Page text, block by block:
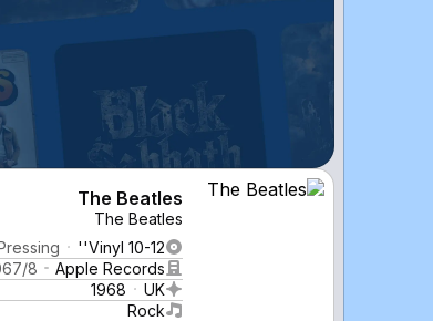
The Beatles
The Beatles
Vinyl 10-12''
Apple Records
8
UK
1968
Rock